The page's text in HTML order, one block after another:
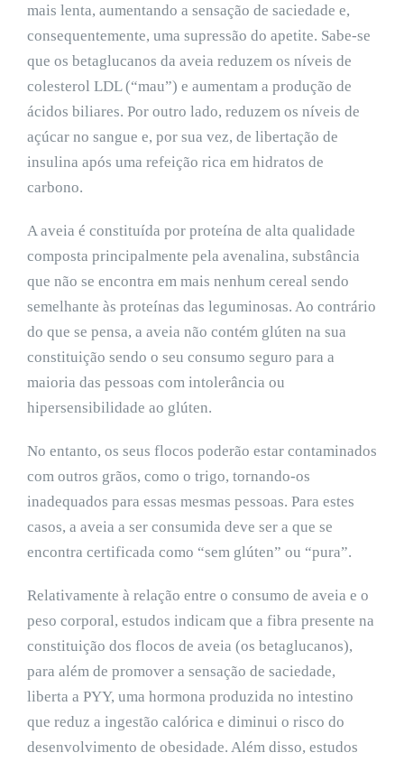
mais lenta, aumentando a sensação de saciedade e,
consequentemente, uma supressão do apetite. Sabe-se
que os betaglucanos da aveia reduzem os níveis de
colesterol LDL (“mau”) e aumentam a produção de
ácidos biliares. Por outro lado, reduzem os níveis de
açúcar no sangue e, por sua vez, de libertação de
insulina após uma refeição rica em hidratos de
carbono.
A aveia é constituída por proteína de alta qualidade
composta principalmente pela avenalina, substância
que não se encontra em mais nenhum cereal sendo
semelhante às proteínas das leguminosas. Ao contrário
do que se pensa, a aveia não contém glúten na sua
constituição sendo o seu consumo seguro para a
maioria das pessoas com intolerância ou
hipersensibilidade ao glúten.
No entanto, os seus flocos poderão estar contaminados
com outros grãos, como o trigo, tornando-os
inadequados para essas mesmas pessoas. Para estes
casos, a aveia a ser consumida deve ser a que se
encontra certificada como “sem glúten” ou “pura”.
Relativamente à relação entre o consumo de aveia e o
peso corporal, estudos indicam que a fibra presente na
constituição dos flocos de aveia (os betaglucanos),
para além de promover a sensação de saciedade,
liberta a PYY, uma hormona produzida no intestino
que reduz a ingestão calórica e diminui o risco do
desenvolvimento de obesidade. Além disso, estudos